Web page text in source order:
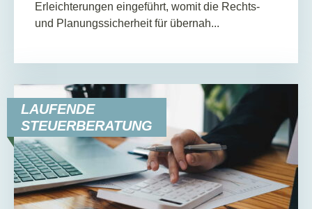
Erleichterungen eingeführt, womit die Rechts-
und Planungssicherheit für übernah...
LAUFENDE
STEUERBERATUNG